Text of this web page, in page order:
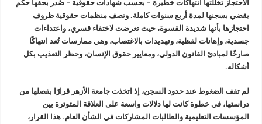
الاحتجاز تخللتها انتهاكات خطيرة – بحسب شهادات حقوقية – صُدر بحقها حكم
يقضي بسجنها لمدة أربع سنوات كاملة. وتصف منظمات حقوقية ظروف
احتجازها بأنها شديدة القسوة، حيث تعرضت لاختفاء قسري، واعتداءات
جسدية، وإهانات لفظية، وتهديدات بالاغتصاب، وهي ممارسات تُعد انتهاكًا
صارخًا لمبادئ القانون الدولي، ومعايير حقوق الإنسان، وحظر التعذيب بكل
أشكاله.
لم تقف الضغوط عند حدود السجن، إذ اتخذت جامعة الأزهر قرارًا بفصلها من
دراستها، في خطوة كانت لها دلالات واسعة على العلاقة المتوترة بين
المؤسسات التعليمية والطالبات المشاركات في الشأن العام. هذا القرار،